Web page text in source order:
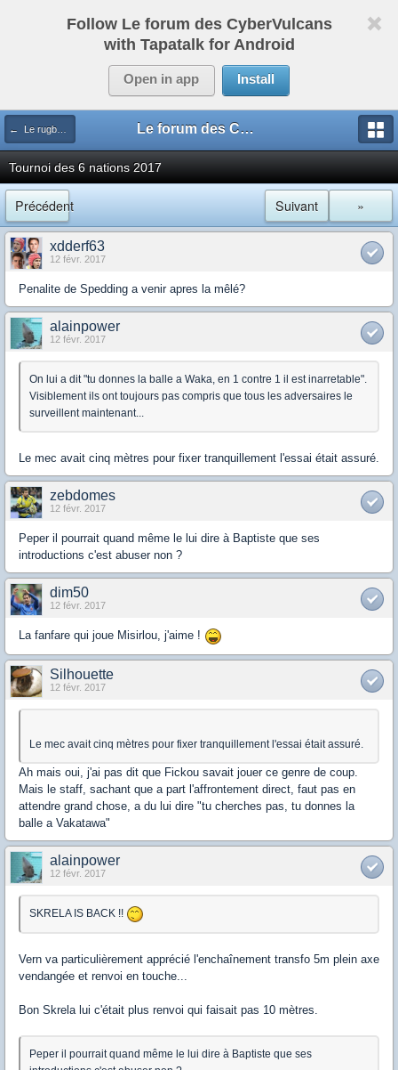
Follow Le forum des CyberVulcans
with Tapatalk for Android
Open in app Install
← Le rugby international Le forum des CyberVulcans
Tournoi des 6 nations 2017
Précédent »
Suivant
xdderf63
12 févr. 2017
Penalite de Spedding a venir apres la mêlé?
alainpower
12 févr. 2017
On lui a dit "tu donnes la balle a Waka, en 1 contre 1 il est inarretable".
Visiblement ils ont toujours pas compris que tous les adversaires le
surveillent maintenant...
Le mec avait cinq mètres pour fixer tranquillement l'essai était assuré.
zebdomes
12 févr. 2017
Peper il pourrait quand même le lui dire à Baptiste que ses
introductions c'est abuser non ?
dim50
12 févr. 2017
La fanfare qui joue Misirlou, j'aime !
Silhouette
12 févr. 2017
Le mec avait cinq mètres pour fixer tranquillement l'essai était assuré.
Ah mais oui, j'ai pas dit que Fickou savait jouer ce genre de coup.
Mais le staff, sachant que a part l'affrontement direct, faut pas en
attendre grand chose, a du lui dire "tu cherches pas, tu donnes la
balle a Vakatawa"
alainpower
12 févr. 2017
SKRELA IS BACK !!
Vern va particulièrement apprécié l'enchaînement transfo 5m plein axe
vendangée et renvoi en touche...
Bon Skrela lui c'était plus renvoi qui faisait pas 10 mètres.
Peper il pourrait quand même le lui dire à Baptiste que ses